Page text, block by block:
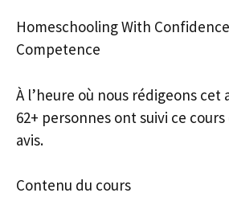
Homeschooling With
Competence
À l’heure où nous rédigeons cet
62+ personnes ont suivi ce
avis.
Contenu du cours